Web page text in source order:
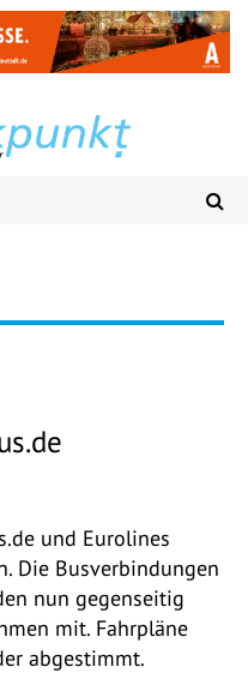
und Eurolines
Die Busverbindungen
nun gegenseitig
mit. Fahrpläne
abgestimmt.